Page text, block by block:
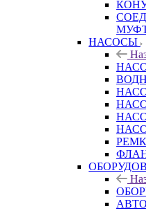
НАСОСЫ